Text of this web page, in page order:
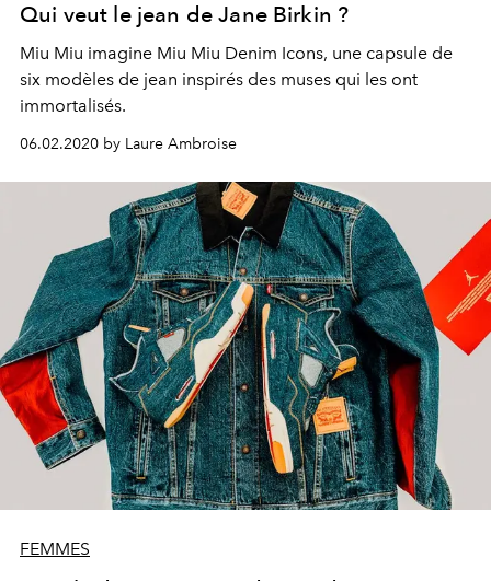
Qui veut le jean de Jane Birkin ?
Miu Miu imagine Miu Miu Denim Icons, une capsule de
six modèles de jean inspirés des muses qui les ont
immortalisés.
06.02.2020 by Laure Ambroise
FEMMES